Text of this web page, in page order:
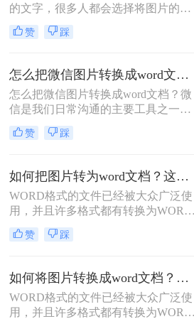
的文字，很多人都会选择将图片的内
容一个字一个字的录入到Word中，费
时费力不说，还总容易出错。其实想
还是有很多快速且好用的方法的，今
天就来教大家怎么把图片转word。
赞 踩
怎么把微信图片转换成word文档？教你两招！
怎么把微信图片转换成word文档？微
信是我们日常沟通的主要工具之一，
有时我们会收到一些重要的图片信
息，需要将图片转换成Word文档进行
习中，我们经常会遇到需要将微信图
片转换成Word文档的情况。然而，微
信并没有提供直接将图片转换成Word
文档的功能，这给我们带来了一定的
困扰。不过，幸运的是，有二个方法
可以帮助我们解决这个问题。
赞 踩
如何把图片转为word文档？这二种方法是实用的！
WORD格式的文件已经被大众广泛使
用，并且许多格式都有转换为WORD
格式的方法，图片文件也不例外，并
且图片转为的WORD文件的使用也比
转为可编辑的WORD该如何操作呢，
下面转转师妹为大家讲解一下如何把
图片转为word文档。
赞 踩
如何将图片转换成word文档？可以试试这三个方法！
WORD格式的文件已经被大众广泛使
用，并且许多格式都有转换为WORD